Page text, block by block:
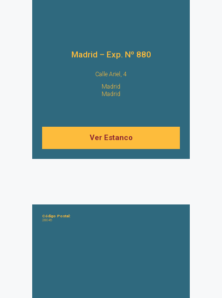
Madrid – Exp. Nº 880
Calle Ariel, 4
Madrid
Madrid
Ver Estanco
Código Postal:
28045